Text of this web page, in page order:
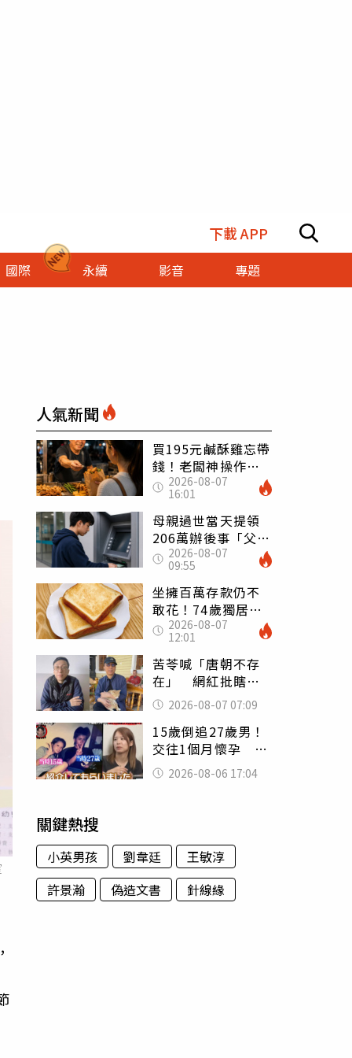
下載 APP
國際 永續 影音
專題
人氣新聞
買195元鹹酥雞忘帶
錢！老闆神操作
「倒找5元」 全網
看哭：這就是台灣
2026-08-07
16:01
母親過世當天提領
206萬辦後事「父子
遭判刑」 律師：
搶錢先下手是罪
2026-08-07
09:55
坐擁百萬存款仍不
敢花！74歲獨居翁
「1餐只吃1片吐
司」 半年後暴瘦
嚇壞女兒
2026-08-07
12:01
苦苓喊「唐朝不存
在」 網紅批瞎編
歷史：李白、杜甫
用鮮卑文寫詩？
2026-08-07 07:09
15歲倒追27歲男！
交往1個月懷孕 36
歲當阿嬤故事曝光
2026-08-06 17:04
關鍵熱搜
小英男孩 劉韋廷
王敏淳
許景瀚
偽造文書 針線緣